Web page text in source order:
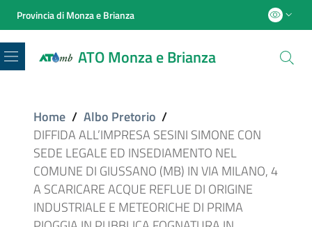
Provincia di Monza e Brianza
ATO Monza e Brianza
Menu
Home / Albo Pretorio /
DIFFIDA ALL’IMPRESA SESINI SIMONE CON
SEDE LEGALE ED INSEDIAMENTO NEL
COMUNE DI GIUSSANO (MB) IN VIA MILANO, 4
A SCARICARE ACQUE REFLUE DI ORIGINE
INDUSTRIALE E METEORICHE DI PRIMA